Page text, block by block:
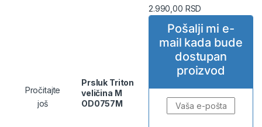
Pročitajte
još
Prsluk Triton
veličina M
OD0757M
2.990,00 RSD
Pošalji mi e-
mail kada bude
dostupan
proizvod